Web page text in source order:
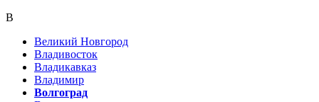
В
Великий Новгород
Владивосток
Владикавказ
Владимир
Волгоград